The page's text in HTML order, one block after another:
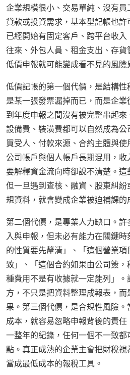
企業規模很小、交易單純、沒有
貸款或投資需求，基本型記帳也
已經開始有固定客戶、跨平台收
往來、外包人員、租金支出、存
低價申報就可能變成看不見的風險
低價記帳的第一個代價，是結構
是某一張發票漏掉而已，而是企
到年度申報之間沒有被完整串起來
設備費、裝潢費都可以自然成為
買受人、付款來源、合約主體與
公司帳戶與個人帳戶長期混用，
要解釋資金流向時卻說不清楚。這
但一旦遇到查核、融資、股東糾
規資料，就會變成企業被迫補課的
第二個代價，是專業人力缺口。
入與申報，但未必有能力在關鍵
的性質要先釐清」、「這個營業
致」、「這個合約如果由公司簽
種費用不是有收據就一定能列」
方，不只是把資料整理成報表，
果。第三個代價，是合規性風險
成本，就容易忽略申報背後的責
一整年的紀錄，任何一個不一致
點。真正成熟的企業主會把財稅
當成最低成本的報稅工具。